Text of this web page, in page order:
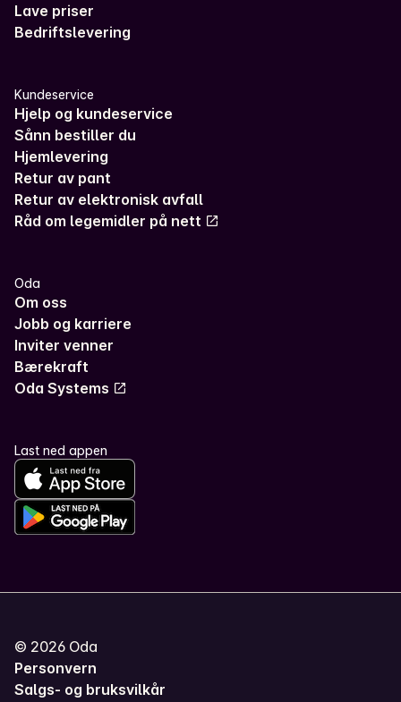
Lave priser
Bedriftslevering
Kundeservice
Hjelp og kundeservice
Sånn bestiller du
Hjemlevering
Retur av pant
Retur av elektronisk avfall
Råd om legemidler på nett
Oda
Om oss
Jobb og karriere
Inviter venner
Bærekraft
Oda Systems
Last ned appen
© 2026 Oda
Personvern
Salgs- og bruksvilkår